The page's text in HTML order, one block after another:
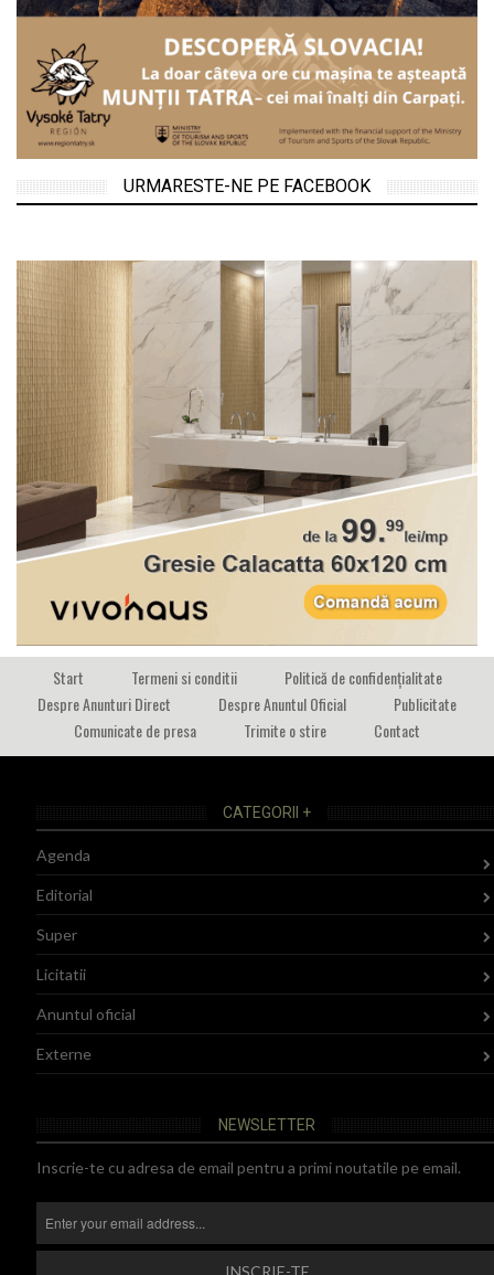
URMARESTE-NE PE FACEBOOK
Start Termeni si conditii
Politică de confidențialitate
Despre Anunturi Direct
Despre Anuntul Oficial
Publicitate
Comunicate de presa
Trimite o stire Contact
CATEGORII +
Agenda
Editorial
Super
Licitatii
Anuntul oficial
Externe
NEWSLETTER
Inscrie-te cu adresa de email pentru a primi noutatile pe email.